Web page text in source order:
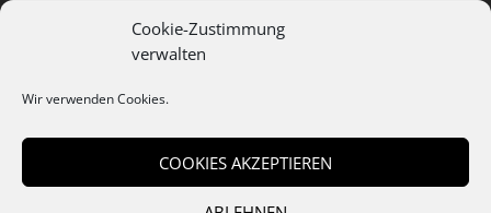
Cookie-Zustimmung
verwalten
Wir verwenden Cookies.
COOKIES AKZEPTIEREN
Digitalisierung